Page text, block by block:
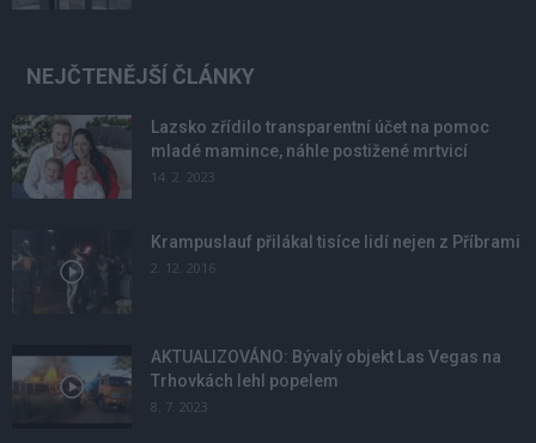
NEJČTENĚJŠÍ ČLÁNKY
Lazsko zřídilo transparentní účet na pomoc
mladé mamince, náhle postižené mrtvicí
14. 2. 2023
Krampuslauf přilákal tisíce lidí nejen z Příbrami
2. 12. 2016
AKTUALIZOVÁNO: Bývalý objekt Las Vegas na
Trhovkách lehl popelem
8. 7. 2023